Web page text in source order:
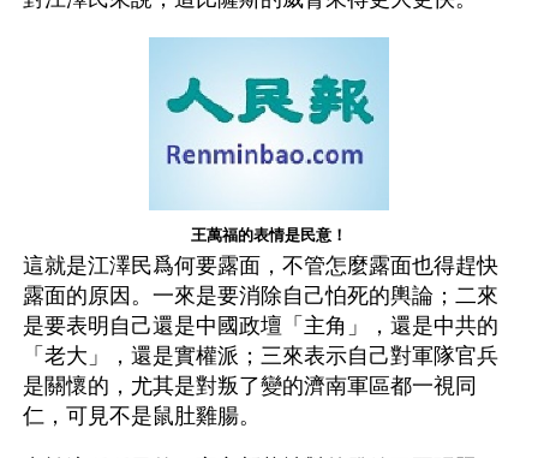
王萬福的表情是民意！
這就是江澤民爲何要露面，不管怎麼露面也得趕快
露面的原因。一來是要消除自己怕死的輿論；二來
是要表明自己還是中國政壇「主角」，還是中共的
「老大」，還是實權派；三來表示自己對軍隊官兵
是關懷的，尤其是對叛了變的濟南軍區都一視同
仁，可見不是鼠肚雞腸。